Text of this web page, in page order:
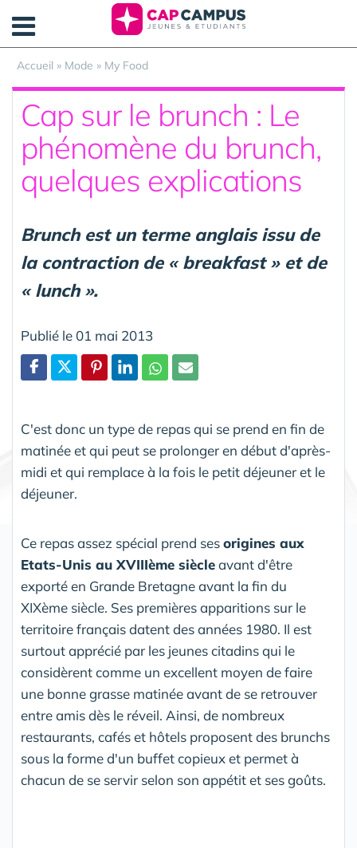
Accueil » Mode » My Food
Cap sur le brunch : Le
phénomène du brunch,
quelques explications
Brunch est un terme anglais issu de
la contraction de « breakfast » et de
« lunch ».
Publié le 01 mai 2013
C'est donc un type de repas qui se prend en fin de
matinée et qui peut se prolonger en début d'après-
midi et qui remplace à la fois le petit déjeuner et le
déjeuner.
Ce repas assez spécial prend sesorigines aux
Etats-Unis au XVIIIème siècleavant d'être
exporté en Grande Bretagne avant la fin du
XIXème siècle. Ses premières apparitions sur le
territoire français datent des années 1980. Il est
surtout apprécié par les jeunes citadins qui le
considèrent comme un excellent moyen de faire
une bonne grasse matinée avant de se retrouver
entre amis dès le réveil. Ainsi, de nombreux
restaurants, cafés et hôtels proposent des brunchs
sous la forme d'un buffet copieux et permet à
chacun de se servir selon son appétit et ses goûts.
Panneau de gestion des cookies